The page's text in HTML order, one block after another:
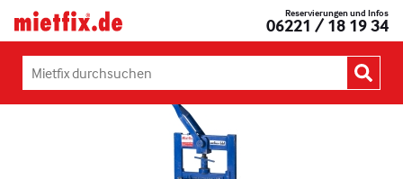
Inhalt
Mietfix®
Geräte
Maschinen
mieten
in
Reservierungen und Infos
06221 / 18 19 34
durchsuchen: